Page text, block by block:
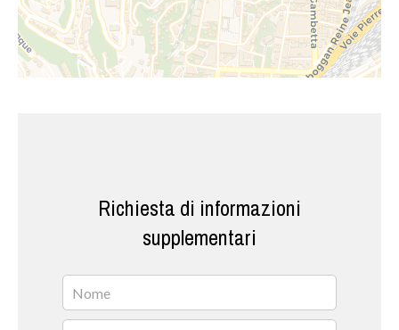
Richiesta di informazioni
supplementari